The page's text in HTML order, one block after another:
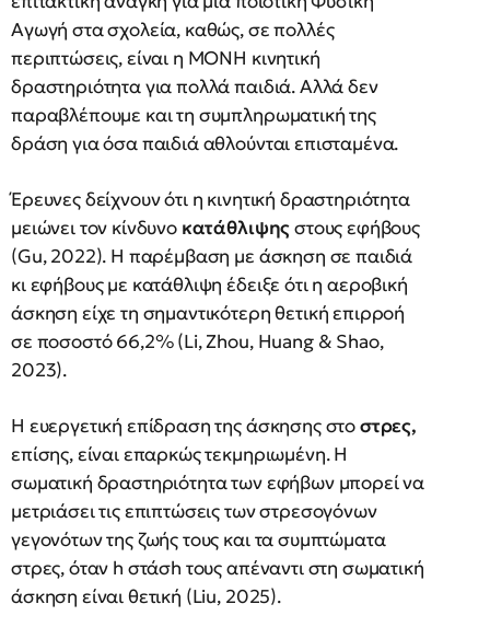
Αγωγή στα σχολεία, καθώς, σε πολλές
περιπτώσεις, είναι η ΜΟΝΗ κινητική
δραστηριότητα για πολλά παιδιά. Αλλά δεν
παραβλέπουμε και τη συμπληρωματική της
δράση για όσα παιδιά αθλούνται επισταμένα.
Έρευνες δείχνουν ότι η κινητική δραστηριότητα
μειώνει τον κίνδυνο κατάθλιψηςστους εφήβους
(Gu, 2022). Η παρέμβαση με άσκηση σε παιδιά
κι εφήβους με κατάθλιψη έδειξε ότι η αεροβική
άσκηση είχε τη σημαντικότερη θετική επιρροή
σε ποσοστό 66,2% (Li, Zhou, Huang & Shao,
2023).
Η ευεργετική επίδραση της άσκησης στοστρες,
επίσης, είναι επαρκώς τεκμηριωμένη. Η
σωματική δραστηριότητα των εφήβων μπορεί να
μετριάσει τις επιπτώσεις των στρεσογόνων
γεγονότων της ζωής τους και τα συμπτώματα
στρες, όταν h στάσh τους απέναντι στη σωματική
άσκηση είναι θετική (Liu, 2025).